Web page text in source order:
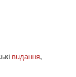
вuдання,